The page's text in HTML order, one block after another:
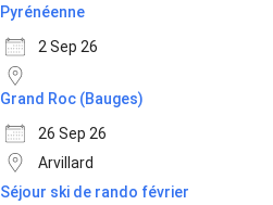
Pyrénéenne
2 Sep 26
Grand Roc (Bauges)
26 Sep 26
Arvillard
Séjour ski de rando février